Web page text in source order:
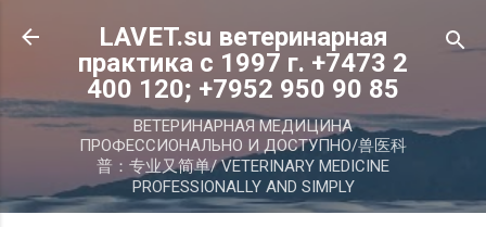
К основному контенту
LAVET.su ветеринарная
практика с 1997 г. +7473 2
400 120; +7952 950 90 85
ВЕТЕРИНАРНАЯ МЕДИЦИНА
ПРОФЕССИОНАЛЬНО И ДОСТУПНО/兽医科
普：专业又简单/ VETERINARY MEDICINE
PROFESSIONALLY AND SIMPLY